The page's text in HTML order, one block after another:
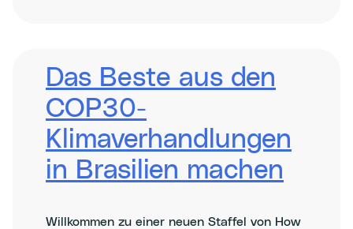
COP30
Das Beste aus den
COP30-
Klimaverhandlungen
in Brasilien machen
Willkommen zu einer neuen Staffel von How